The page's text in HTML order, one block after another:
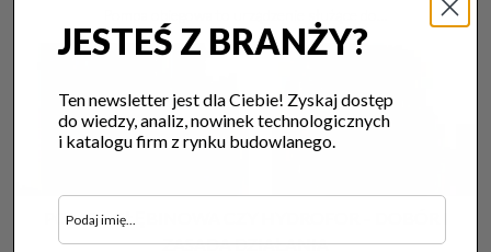
POMPA GŁĘBINOWA CZY HYDROFOR – DOBÓR I
ZASADA DZIAŁANIA
JESTEŚ Z BRANŻY?
Ten newsletter jest dla Ciebie! Zyskaj dostęp
do wiedzy, analiz, nowinek technologicznych
i katalogu firm z rynku budowlanego.